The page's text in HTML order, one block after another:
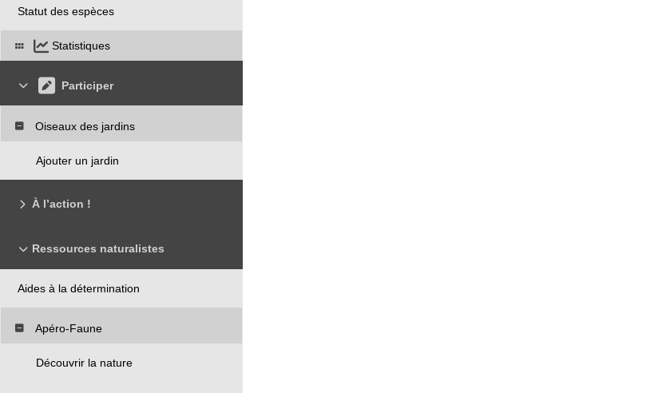
Statut des espèces
Statistiques
Participer
Oiseaux des jardins
Ajouter un jardin
À l’action !
Ressources naturalistes
Aides à la détermination
Apéro-Faune
Découvrir la nature